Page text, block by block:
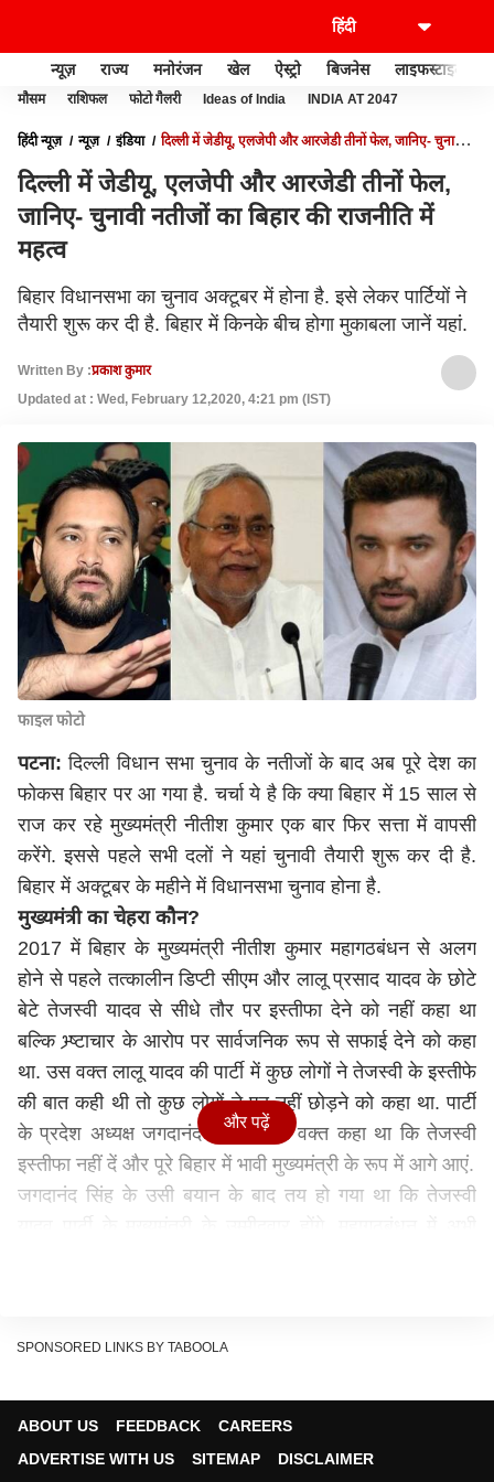
न्यूज़ राज्य मनोरंजन खेल ऐस्ट्रो बिजनेस लाइफस्टाइल
मौसम राशिफल फोटो गैलरी Ideas of India INDIA AT 2047
हिंदी न्यूज़ न्यूज़ इंडिया
दिल्ली में जेडीयू, एलजेपी और आरजेडी तीनों फेल, जानिए- चुनावी
दिल्ली में जेडीयू, एलजेपी और आरजेडी तीनों फेल,
जानिए- चुनावी नतीजों का बिहार की राजनीति में
महत्व
बिहार विधानसभा का चुनाव अक्टूबर में होना है. इसे लेकर पार्टियों ने
तैयारी शुरू कर दी है. बिहार में किनके बीच होगा मुकाबला जानें यहां.
Written By :प्रकाश कुमार
Updated at : Wed, February 12,2020, 4:21 pm (IST)
फाइल फोटो
पटना: दिल्ली विधान सभा चुनाव के नतीजों के बाद अब पूरे देश का
फोकस बिहार पर आ गया है. चर्चा ये है कि क्या बिहार में 15 साल से
राज कर रहे मुख्यमंत्री नीतीश कुमार एक बार फिर सत्ता में वापसी
करेंगे. इससे पहले सभी दलों ने यहां चुनावी तैयारी शुरू कर दी है.
बिहार में अक्टूबर के महीने में विधानसभा चुनाव होना है.
मुख्यमंत्री का चेहरा कौन?
2017 में बिहार के मुख्यमंत्री नीतीश कुमार महागठबंधन से अलग
होने से पहले तत्कालीन डिप्टी सीएम और लालू प्रसाद यादव के छोटे
बेटे तेजस्वी यादव से सीधे तौर पर इस्तीफा देने को नहीं कहा था
बल्कि भ्र्ष्टाचार के आरोप पर सार्वजनिक रूप से सफाई देने को कहा
था. उस वक्त लालू यादव की पार्टी में कुछ लोगों ने तेजस्वी के इस्तीफे
की बात कही थी तो कुछ लोगों ने पद नहीं छोड़ने को कहा था. पार्टी
के प्रदेश अध्यक्ष जगदानंद सिंह ने उस वक्त कहा था कि तेजस्वी
इस्तीफा नहीं दें और पूरे बिहार में भावी मुख्यमंत्री के रूप में आगे आएं.
जगदानंद सिंह के उसी बयान के बाद तय हो गया था कि तेजस्वी
नहीं दे सकता है. दूसरी तरफ बीजेपी के सभी नेता सीएम नीतीश
और पढ़ें
SPONSORED LINKS BY TABOOLA
ABOUT US FEEDBACK
CAREERS
ADVERTISE WITH US
SITEMAP DISCLAIMER